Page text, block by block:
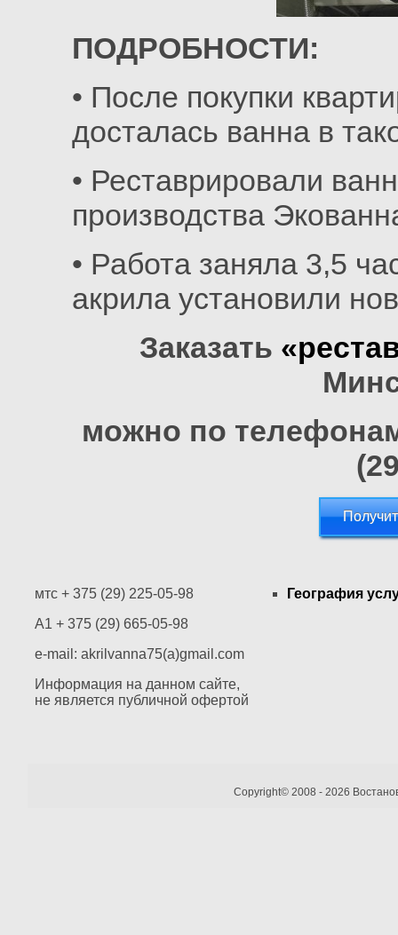
ПОДРОБНОСТИ:
• После покупки
досталась ванна в
• Реставрировали
производства
• Работа заняла 3,5
акрила установили
Заказать
можно по
мтс + 375 (29) 225-05-98
A1 + 375 (29) 665-05-98
e-mail: akrilvanna75(a)gmail.com
Информация на данном сайте,
не является публичной офертой
География
Copyright© 2008 - 2026